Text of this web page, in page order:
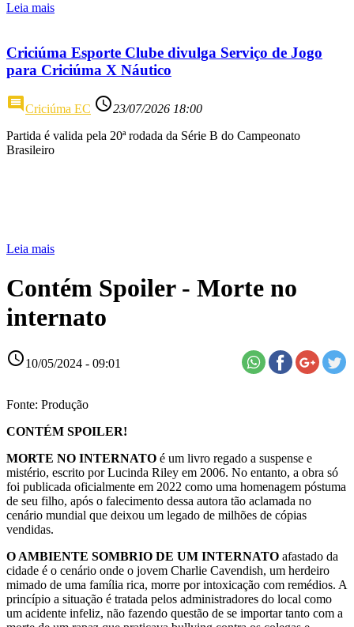
Leia mais
Criciúma Esporte Clube divulga Serviço de Jogo
para Criciúma X Náutico
commentCriciúma EC access_time23/07/2026 18:00
Partida é valida pela 20ª rodada da Série B do Campeonato
Brasileiro
Leia mais
Contém Spoiler - Morte no
internato
access_time10/05/2024 - 09:01
Fonte: Produção
CONTÉM SPOILER!
MORTE NO INTERNATO é um livro regado a suspense e
mistério, escrito por Lucinda Riley em 2006. No entanto, a obra só
foi publicada oficialmente em 2022 como uma homenagem póstuma
de seu filho, após o falecimento dessa autora tão aclamada no
cenário mundial que deixou um legado de milhões de cópias
vendidas.
O AMBIENTE SOMBRIO DE UM INTERNATO afastado da
cidade é o cenário onde o jovem Charlie Cavendish, um herdeiro
mimado de uma família rica, morre por intoxicação com remédios. A
princípio a situação é tratada pelos administradores do local como
um acidente infeliz, não fazendo questão de se importar tanto com a